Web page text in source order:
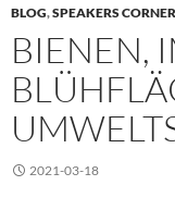
BLOG,SPEAKERS CORNER
BIENEN,
2021-03-18